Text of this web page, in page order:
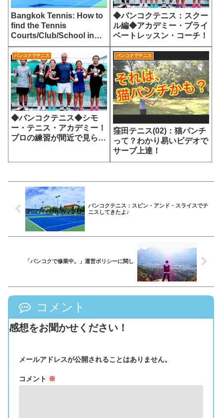
Bangkok Tennis: How to
find the Tennis
Courts/Club/School in
Bangkok!
◆バンコクテニス：スクー
ル編◆アカデミー・プライ
ベートレッスン・コーチ！
バンコクでテニス
◆バンコクテニス◆シモ
ー・テニス・アカデミー！
プロの練習が間近で見られ
バンコクでテニス
窪田テニス(02)：猫パンチ
って？わかり易いビデオで
サーブ上達！
バンコクテニス：スピン・アンド・スライスでテ
ニスしてきたよ♪
「バンコクで修業中。」運営ポリシーに関し
コメント
感想をお聞かせください！
メールアドレスが公開されることはありません。
コメント ※